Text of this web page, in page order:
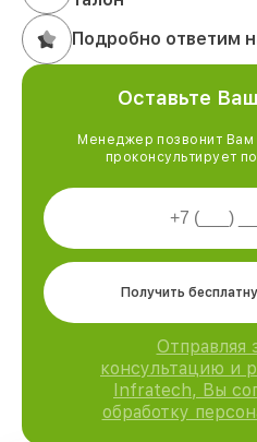
Подробно ответим
Оставьте
Менеджер позвонит Вам
проконсультирует
Получить
Отправляя
консультацию и
Infratech, Вы
обработку